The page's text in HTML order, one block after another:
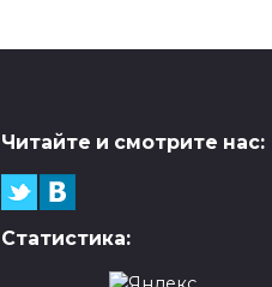
Читайте и смотрите нас:
Статистика: